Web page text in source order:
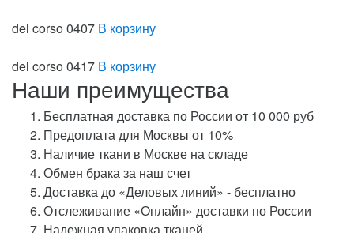
del corso 0407 В корзину
del corso 0417 В корзину
Наши преимущества
Бесплатная доставка по России от 10 000 руб
Предоплата для Москвы от 10%
Наличие ткани в Москве на складе
Обмен брака за наш счет
Доставка до «Деловых линий» - бесплатно
Отслеживание «Онлайн» доставки по России
Надежная упаковка тканей